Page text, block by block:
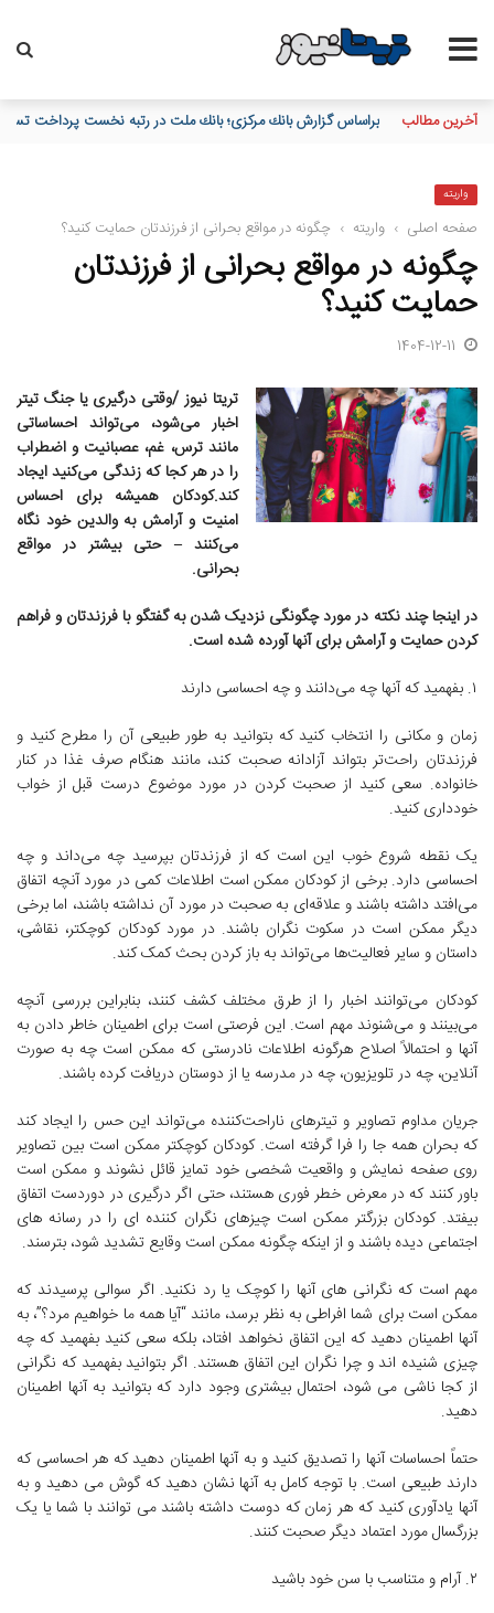
آخرین مطالب براساس گزارش بانك مركزی؛ بانك ملت در رتبه نخست پرداخت
واریته
صفحه اصلی › واریته › چگونه در مواقع بحرانی از فرزندتان حمایت کنید؟
چگونه در مواقع بحرانی از فرزندتان
حمایت کنید؟
1404-12-11
تریتا نیوز /وقتی درگیری یا جنگ تیتر
اخبار می‌شود، می‌تواند احساساتی
مانند ترس، غم، عصبانیت و اضطراب
را در هر کجا که زندگی می‌کنید ایجاد
کند.کودکان همیشه برای احساس
امنیت و آرامش به والدین خود نگاه
می‌کنند – حتی بیشتر در مواقع
بحرانی.
در اینجا چند نکته در مورد چگونگی نزدیک شدن به گفتگو با فرزندتان و فراهم
کردن حمایت و آرامش برای آنها آورده شده است.
۱. بفهمید که آنها چه می‌دانند و چه احساسی دارند
زمان و مکانی را انتخاب کنید که بتوانید به طور طبیعی آن را مطرح کنید و
فرزندتان راحت‌تر بتواند آزادانه صحبت کند، مانند هنگام صرف غذا در کنار
خانواده. سعی کنید از صحبت کردن در مورد موضوع درست قبل از خواب
خودداری کنید.
یک نقطه شروع خوب این است که از فرزندتان بپرسید چه می‌داند و چه
احساسی دارد. برخی از کودکان ممکن است اطلاعات کمی در مورد آنچه اتفاق
می‌افتد داشته باشند و علاقه‌ای به صحبت در مورد آن نداشته باشند، اما برخی
دیگر ممکن است در سکوت نگران باشند. در مورد کودکان کوچکتر، نقاشی،
داستان و سایر فعالیت‌ها می‌تواند به باز کردن بحث کمک کند.
کودکان می‌توانند اخبار را از طرق مختلف کشف کنند، بنابراین بررسی آنچه
می‌بینند و می‌شنوند مهم است. این فرصتی است برای اطمینان خاطر دادن به
آنها و احتمالاً اصلاح هرگونه اطلاعات نادرستی که ممکن است چه به صورت
آنلاین، چه در تلویزیون، چه در مدرسه یا از دوستان دریافت کرده باشند.
جریان مداوم تصاویر و تیترهای ناراحت‌کننده می‌تواند این حس را ایجاد کند
که بحران همه جا را فرا گرفته است. کودکان کوچکتر ممکن است بین تصاویر
روی صفحه نمایش و واقعیت شخصی خود تمایز قائل نشوند و ممکن است
باور کنند که در معرض خطر فوری هستند، حتی اگر درگیری در دوردست اتفاق
بیفتد. کودکان بزرگتر ممکن است چیزهای نگران کننده ای را در رسانه های
اجتماعی دیده باشند و از اینکه چگونه ممکن است وقایع تشدید شود، بترسند.
مهم است که نگرانی های آنها را کوچک یا رد نکنید. اگر سوالی پرسیدند که
ممکن است برای شما افراطی به نظر برسد، مانند “آیا همه ما خواهیم مرد؟”، به
آنها اطمینان دهید که این اتفاق نخواهد افتاد، بلکه سعی کنید بفهمید که چه
چیزی شنیده اند و چرا نگران این اتفاق هستند. اگر بتوانید بفهمید که نگرانی
از کجا ناشی می شود، احتمال بیشتری وجود دارد که بتوانید به آنها اطمینان
دهید.
حتماً احساسات آنها را تصدیق کنید و به آنها اطمینان دهید که هر احساسی که
دارند طبیعی است. با توجه کامل به آنها نشان دهید که گوش می دهید و به
آنها یادآوری کنید که هر زمان که دوست داشته باشند می توانند با شما یا یک
بزرگسال مورد اعتماد دیگر صحبت کنند.
۲. آرام و متناسب با سن خود باشید